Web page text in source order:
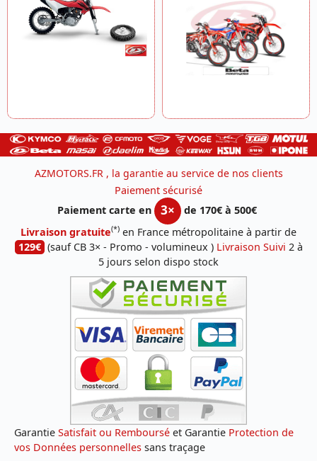
AZMOTORS.FR , la garantie au service de nos clients
Paiement sécurisé
Paiement carte en
3×
de 170€ à 500€
Livraison gratuite(*) en France métropolitaine à partir de
129€ (sauf CB 3× - Promo - volumineux ) Livraison Suivi 2 à
5 jours selon dispo stock
Garantie Satisfait ou Remboursé et Garantie Protection de
vos Données personnelles sans traçage